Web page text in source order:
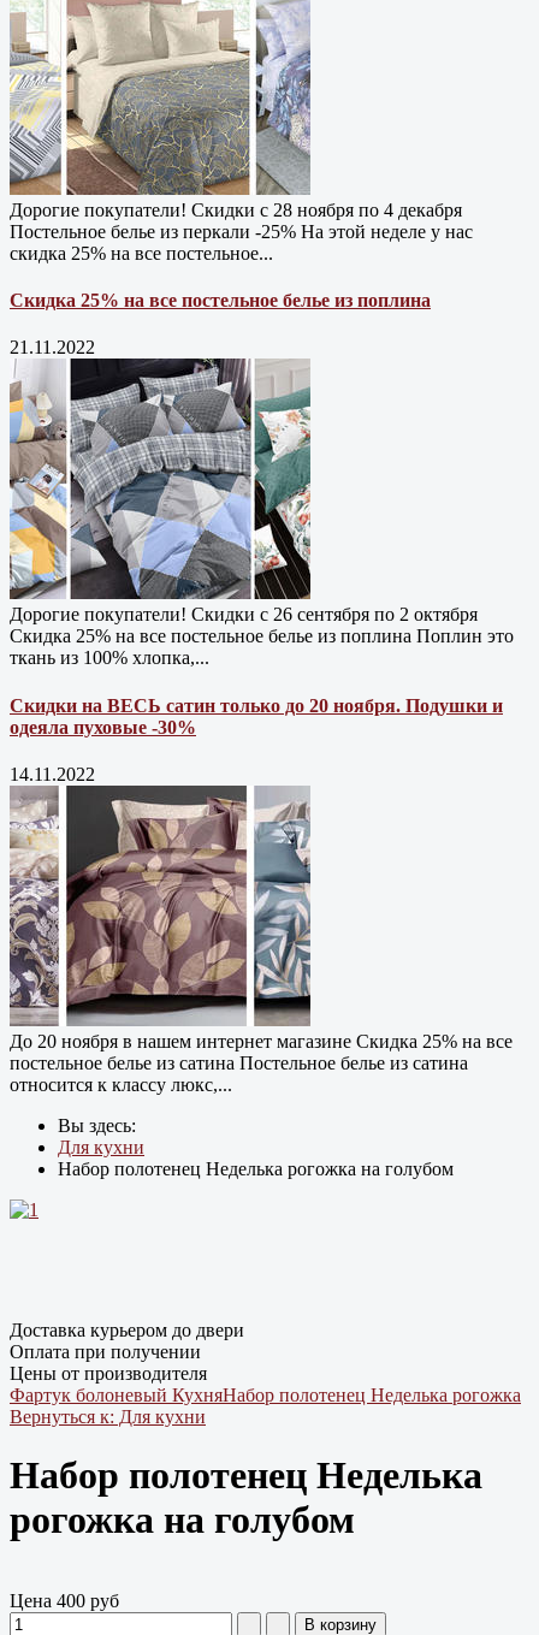
Дорогие покупатели! Скидки с 28 ноября по 4 декабря
Постельное белье из перкали -25% На этой неделе у нас
скидка 25% на все постельное...
Скидка 25% на все постельное белье из поплина
21.11.2022
Дорогие покупатели! Скидки с 26 сентября по 2 октября
Скидка 25% на все постельное белье из поплина Поплин это
ткань из 100% хлопка,...
Скидки на ВЕСЬ сатин только до 20 ноября. Подушки и
одеяла пуховые -30%
14.11.2022
До 20 ноября в нашем интернет магазине Cкидка 25% на все
постельное белье из сатина Постельное белье из сатина
относится к классу люкс,...
Вы здесь:
Для кухни
Набор полотенец Неделька рогожка на голубом
Доставка курьером до двери
Оплата при получении
Цены от производителя
Фартук болоневый КухняНабор полотенец Неделька рогожка
Вернуться к: Для кухни
Набор полотенец Неделька
рогожка на голубом
Цена 400 руб